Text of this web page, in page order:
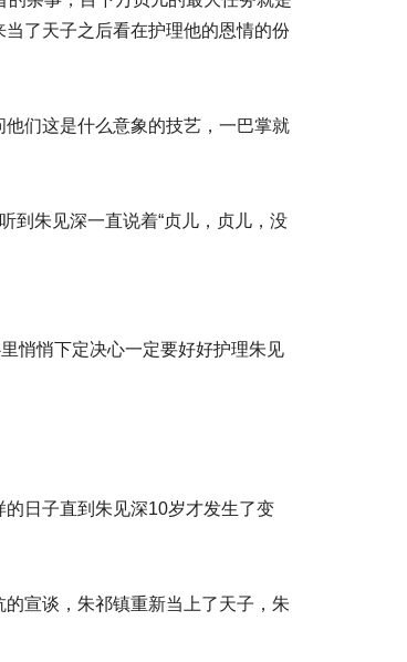
了天子之后看在护理他的恩情的份
们这是什么意象的技艺，一巴掌就
到朱见深一直说着“贞儿，贞儿，没
悄悄下定决心一定要好好护理朱见
日子直到朱见深10岁才发生了变
宣谈，朱祁镇重新当上了天子，朱